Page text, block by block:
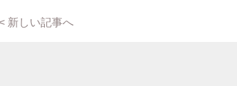
新しい記事へ